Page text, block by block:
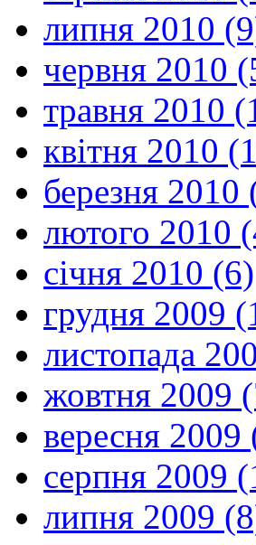
липня 2010
червня 2010
травня 2010
квітня 2010
березня 2010
лютого 2010
січня 2010 (6)
грудня 2009
листопада
жовтня 2009
вересня 2009
серпня 2009
липня 2009